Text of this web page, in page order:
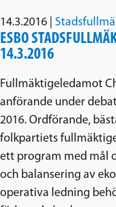
14.3.2016
ESBO
14.3.2016
Fullmäktigeledamot
anförande under
2016. Ordförande,
folkpartiets
ett program med mål
och balansering av
operativa ledning